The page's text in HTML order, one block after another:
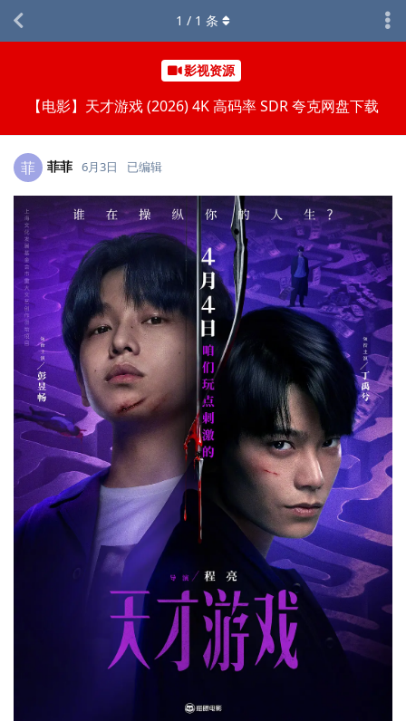
影视资源
【电影】天才游戏 (2026) 4K 高码率 SDR 夸克网盘下载
1 / 1 条
菲 菲菲 6月3日 已编辑